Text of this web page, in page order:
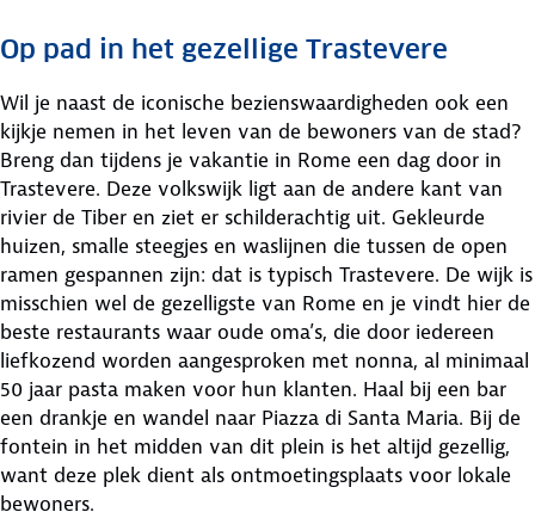
Op pad in het gezellige Trastevere
Wil je naast de iconische bezienswaardigheden ook een
kijkje nemen in het leven van de bewoners van de stad?
Breng dan tijdens je vakantie in Rome een dag door in
Trastevere. Deze volkswijk ligt aan de andere kant van
rivier de Tiber en ziet er schilderachtig uit. Gekleurde
huizen, smalle steegjes en waslijnen die tussen de open
ramen gespannen zijn: dat is typisch Trastevere. De wijk is
misschien wel de gezelligste van Rome en je vindt hier de
beste restaurants waar oude oma’s, die door iedereen
liefkozend worden aangesproken met nonna, al minimaal
50 jaar pasta maken voor hun klanten. Haal bij een bar
een drankje en wandel naar Piazza di Santa Maria. Bij de
fontein in het midden van dit plein is het altijd gezellig,
want deze plek dient als ontmoetingsplaats voor lokale
bewoners.